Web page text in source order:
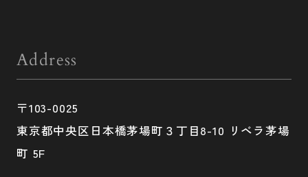
Address
〒103-0025
東京都中央区日本橋茅場町３丁目8-10 リベラ茅場
町 5F